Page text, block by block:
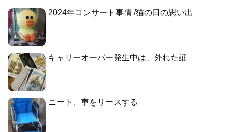
2024年コンサート事情 /猫の日の思い出
キャリーオーバー発生中は、外れた証
ニート、車をリースする